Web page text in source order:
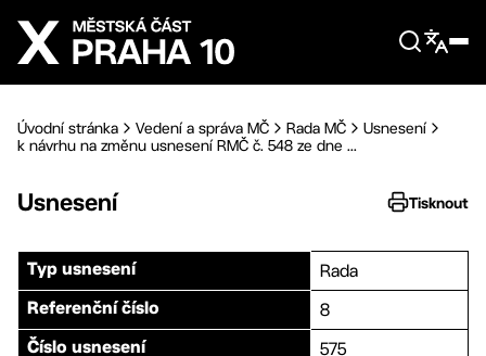
Přejít na hlavní obsah
Úvodní stránka Vedení a správa MČ Rada MČ
Usnesení
k návrhu na změnu usnesení RMČ č. 548 ze dne ...
Usnesení Tisknout
Typ usnesení Rada
Referenční číslo 8
Číslo usnesení 575